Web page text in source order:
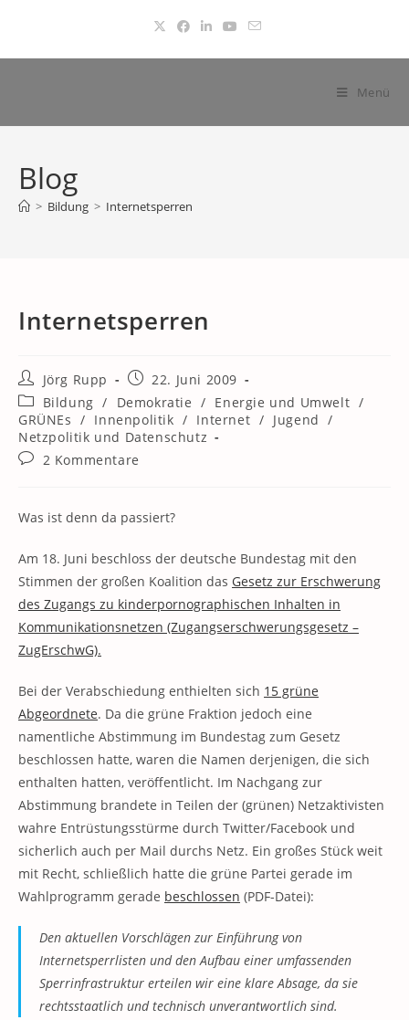
springen
Menü
Blog
> Bildung > Internetsperren
Internetsperren
Beitrags-
Autor:
Jörg Rupp
Beitrag
veröffentlicht:
22. Juni 2009
Beitrags-
Kategorie:
Bildung / Demokratie / Energie und Umwelt /
GRÜNEs / Innenpolitik / Internet / Jugend /
Netzpolitik und Datenschutz
Beitrags-
2 Kommentare
Was ist denn da passiert?
Am 18. Juni beschloss der deutsche Bundestag mit den
Stimmen der großen Koalition das Gesetz zur Erschwerung
des Zugangs zu kinderpornographischen Inhalten in
Kommunikationsnetzen (Zugangserschwerungsgesetz –
ZugErschwG).
Bei der Verabschiedung enthielten sich 15 grüne
Abgeordnete. Da die grüne Fraktion jedoch eine
namentliche Abstimmung im Bundestag zum Gesetz
beschlossen hatte, waren die Namen derjenigen, die sich
enthalten hatten, veröffentlicht. Im Nachgang zur
Abstimmung brandete in Teilen der (grünen) Netzaktivisten
wahre Entrüstungsstürme durch Twitter/Facebook und
sicherlich auch per Mail durchs Netz. Ein großes Stück weit
mit Recht, schließlich hatte die grüne Partei gerade im
Wahlprogramm gerade beschlossen (PDF-Datei):
Den aktuellen Vorschlägen zur Einführung von
Internetsperrlisten und den Aufbau einer umfassenden
Sperrinfrastruktur erteilen wir eine klare Absage, da sie
rechtsstaatlich und technisch unverantwortlich sind.